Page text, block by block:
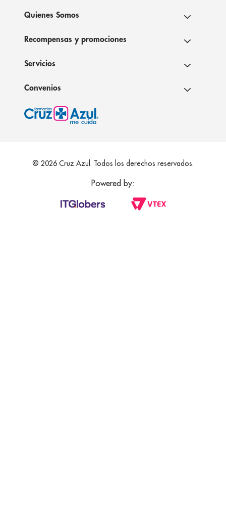
Quienes Somos
Recompensas y promociones
Servicios
Convenios
© 2026 Cruz Azul. Todos los derechos reservados.
Powered by: